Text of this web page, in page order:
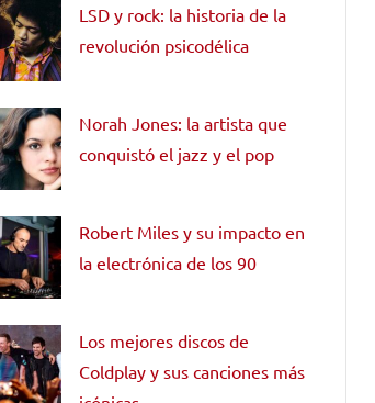
LSD y rock: la historia de la
revolución psicodélica
Norah Jones: la artista que
conquistó el jazz y el pop
Robert Miles y su impacto en
la electrónica de los 90
Los mejores discos de
Coldplay y sus canciones más